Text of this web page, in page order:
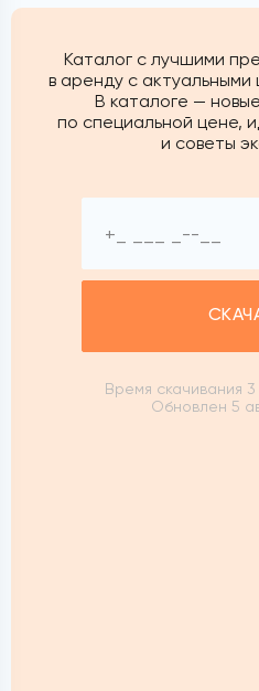
Каталог с лучшими
в аренду с
В каталоге —
по специальной цене,
и советы
Время скачивания 3
Обновлен 5